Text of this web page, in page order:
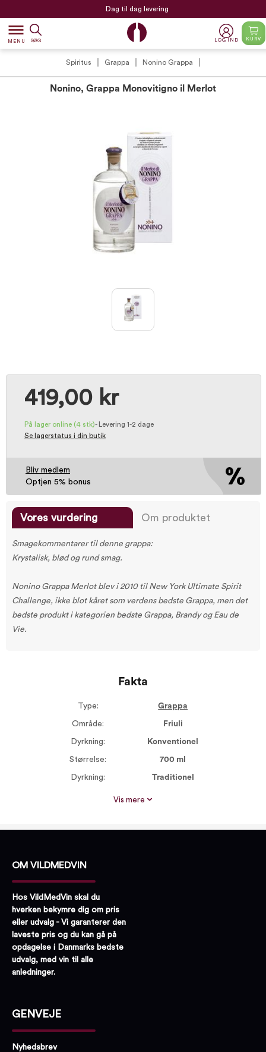
dehaze
MENU SØG LOG IND KURV
Spiritus Grappa Nonino Grappa
Nonino, Grappa Monovitigno il Merlot
419,00 kr
På lager online (4 stk)-
Levering 1-2 dage
Se lagerstatus i din butik
Bliv medlem
Optjen 5% bonus
Vores vurdering Om produktet
Smagekommentarer til denne grappa:
Krystalisk, blød og rund smag.
Nonino Grappa Merlot blev i 2010 til New York Ultimate Spirit
Challenge, ikke blot kåret som verdens bedste Grappa, men det
bedste produkt i kategorien bedste Grappa, Brandy og Eau de
Vie.
Fakta
Type: Grappa
Område: Friuli
Dyrkning: Konventionel
Størrelse: 700 ml
Dyrkning: Traditionel
Vis mere
OM VILDMEDVIN
Hos VildMedVin skal du
hverken bekymre dig om pris
eller udvalg - Vi garanterer den
laveste pris og du kan gå på
opdagelse i Danmarks bedste
udvalg, med vin til alle
anledninger.
GENVEJE
Nyhedsbrev